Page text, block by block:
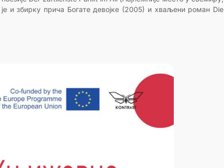
и збирку прича Богате девојке (2005) и хваљени роман Die